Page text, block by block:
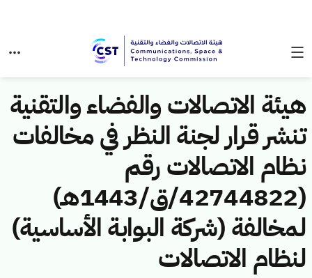
هيئة الاتصالات والفضاء والتقنية
تنشر قرار لجنة النظر في مخالفات
نظام الاتصالات رقم
(42744822/ق/1443هـ)
لمخالفة (شركة البوابة الأساسية)
لنظام الاتصالات